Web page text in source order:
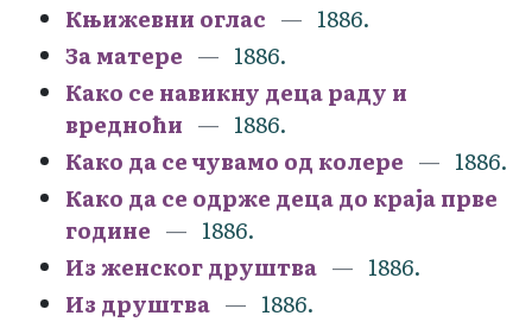
Књижевни оглас
1886.
За матере
1886.
Како се навикну деца раду и
вредноћи
1886.
Како да се чувамо од колере
1886.
Како да се одрже деца до краја прве
године
1886.
Из женског друштва
1886.
Из друштва
1886.